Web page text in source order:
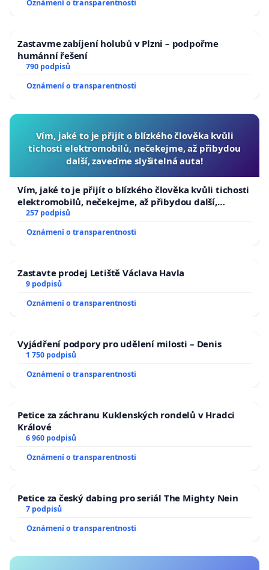
Oznámení o transparentnosti
Zastavme zabíjení holubů v Plzni – podpořme
humánní řešení
790 podpisů
Oznámení o transparentnosti
Vím, jaké to je přijít o blízkého člověka kvůli
tichosti elektromobilů, nečekejme, až přibydou
další, zaveďme slyšitelná auta!
Vím, jaké to je přijít o blízkého člověka kvůli tichosti
elektromobilů, nečekejme, až přibydou další,
zaveďme slyšitelná auta!
257 podpisů
Oznámení o transparentnosti
Zastavte prodej Letiště Václava Havla
9 podpisů
Oznámení o transparentnosti
Vyjádření podpory pro udělení milosti – Denis
1 750 podpisů
Oznámení o transparentnosti
Petice za záchranu Kuklenských rondelů v Hradci
Králové
6 960 podpisů
Oznámení o transparentnosti
Petice za český dabing pro seriál The Mighty Nein
7 podpisů
Oznámení o transparentnosti